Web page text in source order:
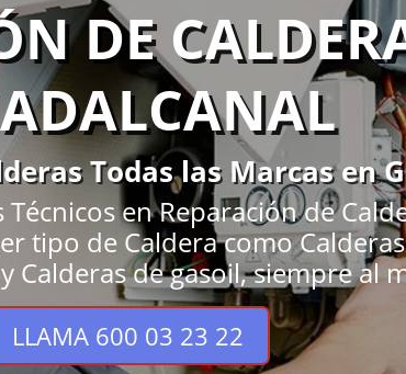
DE
Todas las Marcas en
en Reparación de
tipo de Caldera como
Calderas de gasoil, siempre al
LLAMA 600 03 23 22